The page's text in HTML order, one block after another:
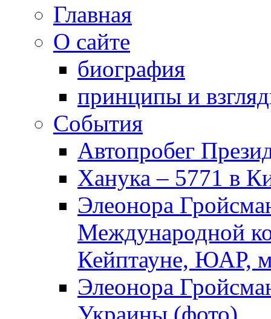
Главная
О сайте
биография
принципы и
События
Автопробег
Ханука – 5771 в
Элеонора
Международной
Кейптауне, ЮАР,
Элеонора
Украины (фото)